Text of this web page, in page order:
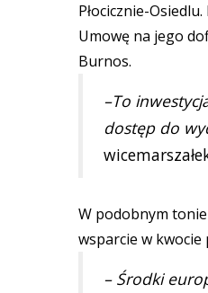
Płocicznie-
Umowę na jego
Burnos.
–To
dostęp do
W podobnym
wsparcie w kwocie
– Środki